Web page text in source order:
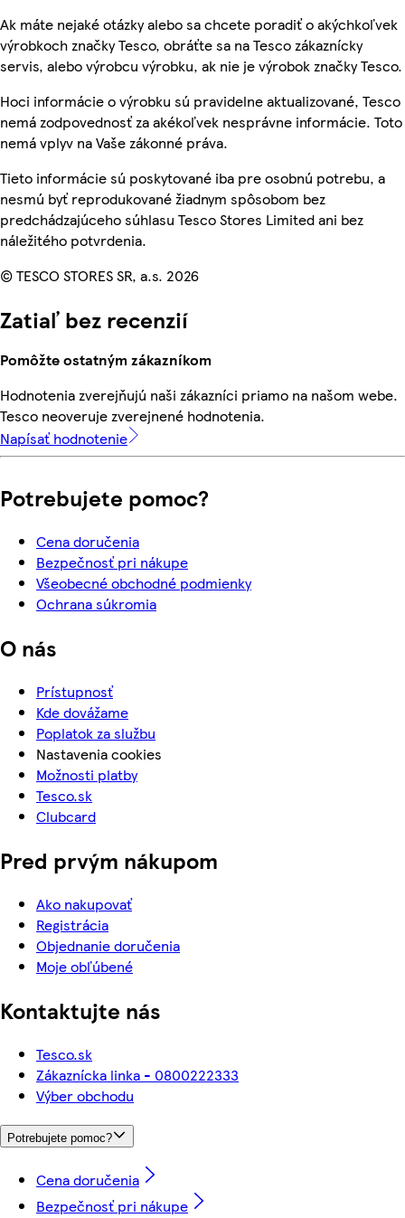
Ak máte nejaké otázky alebo sa chcete poradiť o akýchkoľvek
výrobkoch značky Tesco, obráťte sa na Tesco zákaznícky
servis, alebo výrobcu výrobku, ak nie je výrobok značky Tesco.
Hoci informácie o výrobku sú pravidelne aktualizované, Tesco
nemá zodpovednosť za akékoľvek nesprávne informácie. Toto
nemá vplyv na Vaše zákonné práva.
Tieto informácie sú poskytované iba pre osobnú potrebu, a
nesmú byť reprodukované žiadnym spôsobom bez
predchádzajúceho súhlasu Tesco Stores Limited ani bez
náležitého potvrdenia.
© TESCO STORES SR, a.s. 2026
Zatiaľ bez recenzií
Pomôžte ostatným zákazníkom
Hodnotenia zverejňujú naši zákazníci priamo na našom webe.
Tesco neoveruje zverejnené hodnotenia.
Napísať hodnotenie
Potrebujete pomoc?
Cena doručenia
Bezpečnosť pri nákupe
Všeobecné obchodné podmienky
Ochrana súkromia
O nás
Prístupnosť
Kde dovážame
Poplatok za službu
Nastavenia cookies
Možnosti platby
Tesco.sk
Clubcard
Pred prvým nákupom
Ako nakupovať
Registrácia
Objednanie doručenia
Moje obľúbené
Kontaktujte nás
Tesco.sk
Zákaznícka linka - 0800222333
Výber obchodu
Potrebujete pomoc?
Cena doručenia
Bezpečnosť pri nákupe